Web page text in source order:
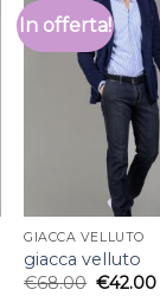
In offerta!
GIACCA VELLUTO
giacca velluto
€68.00 €42.00